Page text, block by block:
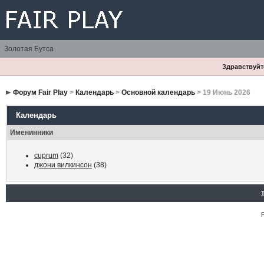
Золотая Бутса
Форум Fair Play> Календарь> Основной календарь> 19 Июнь 2026
Календарь
Именинники
cuprum(32)
джони вилкинсон (38)